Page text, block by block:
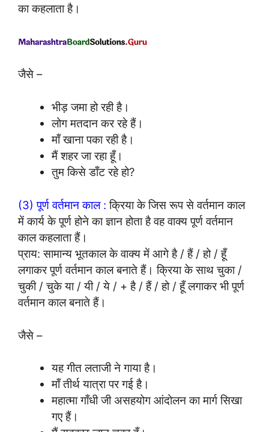
का कहलाता है।
जैसे –
भीड़ जमा हो रही है।
लोग मतदान कर रहे हैं।
माँ खाना पका रही है।
मैं शहर जा रहा हूँ।
तुम किसे डाँट रहे हो?
(3) पूर्ण वर्तमान काल : क्रिया के जिस रूप से वर्तमान काल
में कार्य के पूर्ण होने का ज्ञान होता है वह वाक्य पूर्ण वर्तमान
काल कहलाता हैं।
प्राय: सामान्य भूतकाल के वाक्य में आगे है / हैं / हो / हूँ
लगाकर पूर्ण वर्तमान काल बनाते हैं। क्रिया के साथ चुका /
चुकी / चुके या / यी / ये / + है / हैं / हो / हूँ लगाकर भी पूर्ण
वर्तमान काल बनाते हैं।
जैसे –
यह गीत लताजी ने गाया है।
माँ तीर्थ यात्रा पर गई है।
महात्मा गाँधी जी असहयोग आंदोलन का मार्ग सिखा
गए हैं।